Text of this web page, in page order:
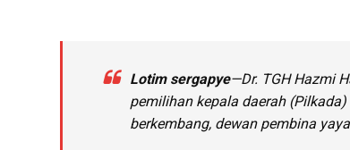
Lotim sergapye—Dr. TGH Hazmi
pemilihan kepala daerah
berkembang, dewan pembina